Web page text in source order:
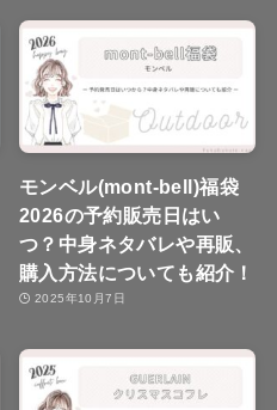
モンベル(mont-bell)福袋
2026の予約販売日はい
つ？中身ネタバレや再販、
購入方法についても紹介！
2025年10月7日